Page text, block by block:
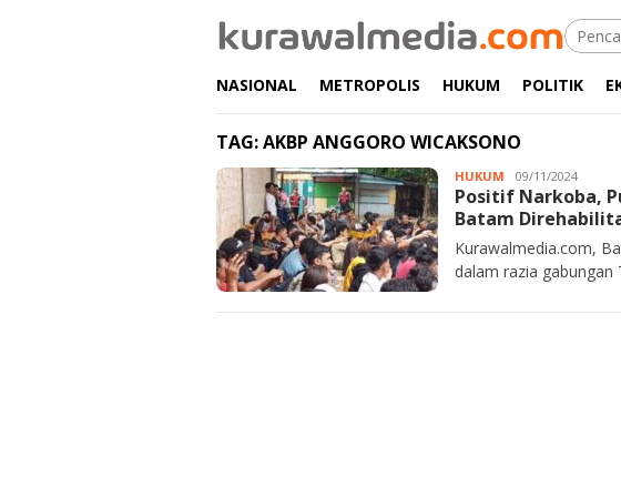
NASIONAL METROPOLIS HUKUM POLITIK
TAG:AKBP ANGGORO WICAKSONO
HUKUM
Rahim
09/11/2024
Positif Narkoba,
Batam
Kurawalmedia.com,
dalam razia